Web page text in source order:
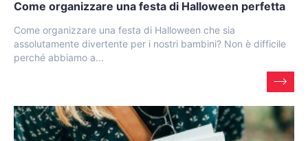
Come organizzare una festa di Halloween perfetta
Come organizzare una festa di Halloween che sia
assolutamente divertente per i nostri bambini? Non è difficile
perché abbiamo a...